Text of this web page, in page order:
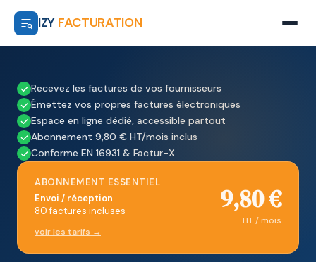
IZY FACTURATION
Recevez les factures de vos fournisseurs
Émettez vos propres factures électroniques
Espace en ligne dédié, accessible partout
Abonnement 9,80 € HT/mois inclus
Conforme EN 16931 & Factur-X
ABONNEMENT ESSENTIEL
Envoi / réception
80 factures incluses
voir les tarifs →
9,80 €
HT / mois